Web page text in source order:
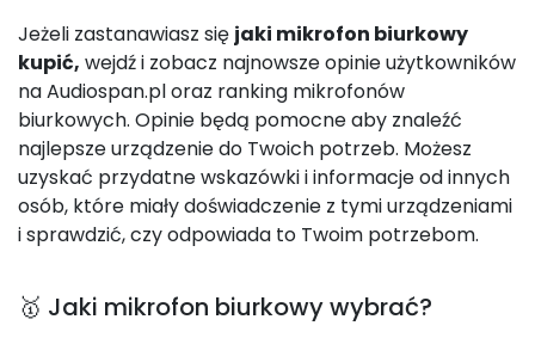
Jeżeli zastanawiasz się jaki mikrofon biurkowy
kupić, wejdź i zobacz najnowsze opinie użytkowników
na Audiospan.pl oraz ranking mikrofonów
biurkowych. Opinie będą pomocne aby znaleźć
najlepsze urządzenie do Twoich potrzeb. Możesz
uzyskać przydatne wskazówki i informacje od innych
osób, które miały doświadczenie z tymi urządzeniami
i sprawdzić, czy odpowiada to Twoim potrzebom.
🥇 Jaki mikrofon biurkowy wybrać?